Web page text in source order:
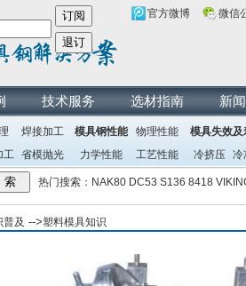
官方微博 微信
技术服务 选材指南 新
焊接加工
工 省模抛光
模具钢性能
物理性能
力学性能
工艺性能
模具失效及
冷挤压 冷
热门搜索： NAK80 DC53 S136 8418
普及 -->塑料模具知识